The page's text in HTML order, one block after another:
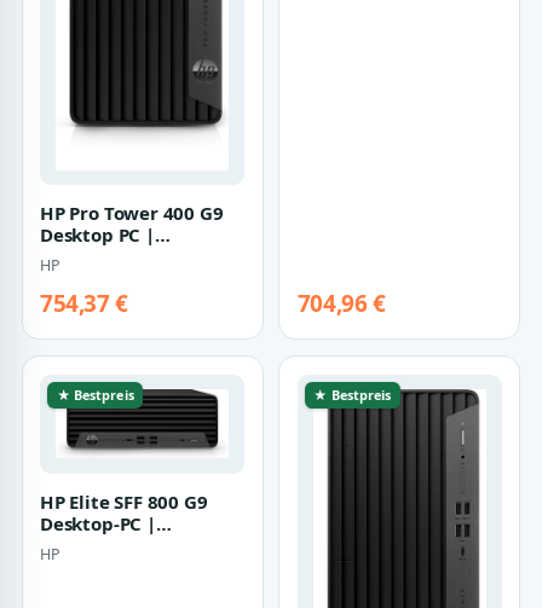
HP Pro Tower 400 G9
Desktop PC |
5v6m7es#abd | Core
i5-13500 - 16GB RA…
HP
754,37 € 704,96 €
★ Bestpreis
HP Elite SFF 800 G9
Desktop-PC |
5v8j1ea#abd | Core i5-
12500 - 16GB RA…
HP
★ Bestpreis